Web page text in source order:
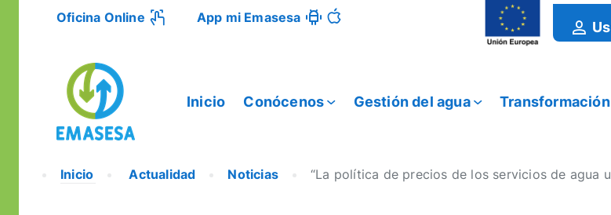
Oficina Online App mi Emasesa
Inicio Conócenos Gestión del agua
Inicio Actualidad Noticias “La política de precios de los servicios de agua